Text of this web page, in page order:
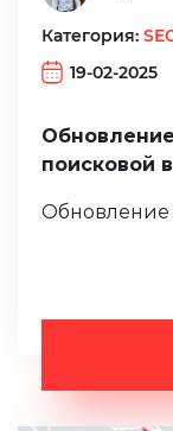
Категория:
19-02-2025
поисковой
Обновление